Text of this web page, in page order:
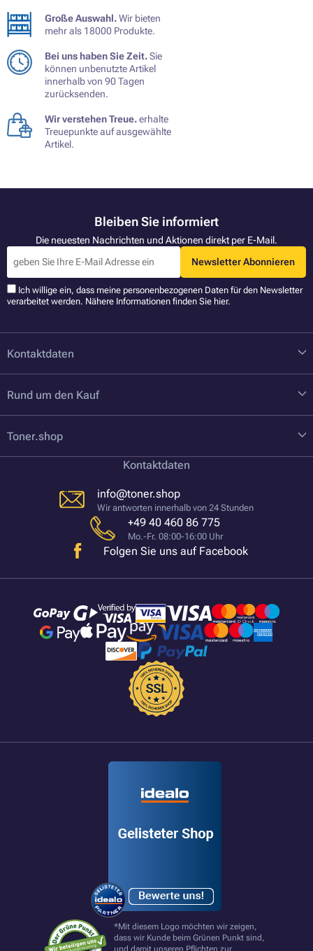
Große Auswahl.Wir bieten
mehr als 18000 Produkte.
Bei uns haben Sie Zeit.Sie
können unbenutzte Artikel
innerhalb von 90 Tagen
zurücksenden.
Wir verstehen Treue.erhalte
Treuepunkte auf ausgewählte
Artikel.
Bleiben Sie informiert
Die neuesten Nachrichten und Aktionen direkt per E-Mail.
Newsletter Abonnieren
Ich willige ein, dass meine personenbezogenen Daten für den Newsletter
verarbeitet werden. Nähere Informationen finden Sie hier.
Kontaktdaten
Rund um den Kauf
Toner.shop
Kontaktdaten
info@toner.shop
Wir antworten innerhalb von 24 Stunden
+49 40 460 86 775
Mo.-Fr. 08:00-16:00 Uhr
Folgen Sie uns auf Facebook
*Mit diesem Logo möchten wir zeigen,
dass wir Kunde beim Grünen Punkt sind,